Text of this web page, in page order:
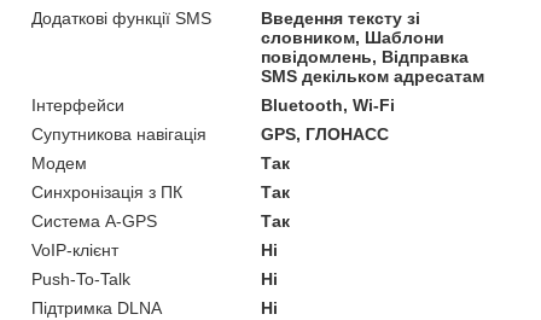
Додаткові функції SMS
Введення тексту зі
словником, Шаблони
повідомлень, Відправка
SMS декільком адресатам
Інтерфейси
Bluetooth, Wi-Fi
Супутникова навігація
GPS, ГЛОНАСС
Модем
Так
Синхронізація з ПК
Так
Система A-GPS
Так
VoIP-клієнт
Ні
Push-To-Talk
Ні
Підтримка DLNA
Ні